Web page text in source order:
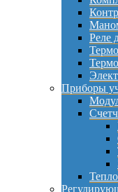
Реле
Приборы